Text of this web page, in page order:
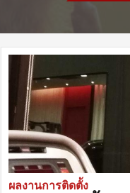
ผลงานการติดตั้ง